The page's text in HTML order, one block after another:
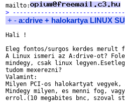
mailto:
>
+ - a:drive + halokartya LINUX
Hali !
Eleg fontos/surgos kerdes merult
A Linux ismeri az A:drive-ot?
mindegy, csak linux
tudom mexerezni?
Valamint:
Milyen PCI-os halokartyat
Mindegy milyen, es menni fog,
errol.(10 megabites bnc, szoval